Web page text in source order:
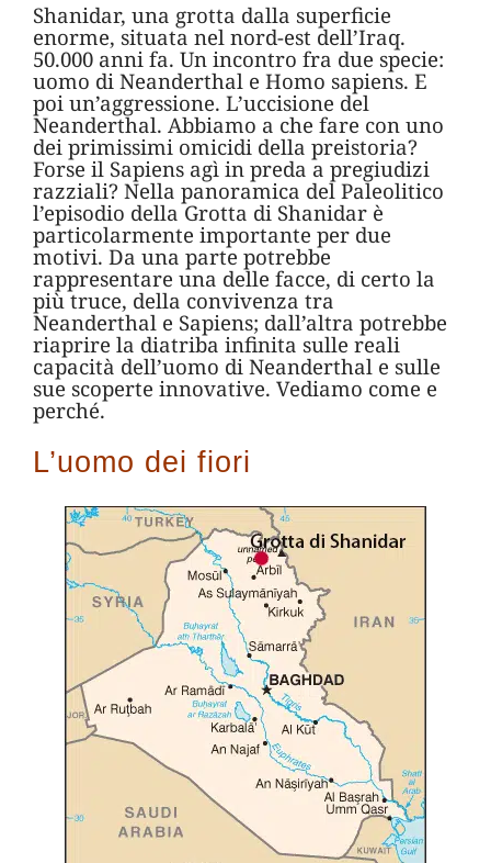
Shanidar, una grotta dalla superficie
enorme, situata nel nord-est dell’Iraq.
50.000 anni fa. Un incontro fra due specie:
uomo di Neanderthal e Homo sapiens. E
poi un’aggressione. L’uccisione del
Neanderthal. Abbiamo a che fare con uno
dei primissimi omicidi della preistoria?
Forse il Sapiens agì in preda a pregiudizi
razziali? Nella panoramica del Paleolitico
l’episodio della Grotta di Shanidar è
particolarmente importante per due
motivi. Da una parte potrebbe
rappresentare una delle facce, di certo la
più truce, della convivenza tra
Neanderthal e Sapiens; dall’altra potrebbe
riaprire la diatriba infinita sulle reali
capacità dell’uomo di Neanderthal e sulle
sue scoperte innovative. Vediamo come e
perché.
L’uomo dei fiori